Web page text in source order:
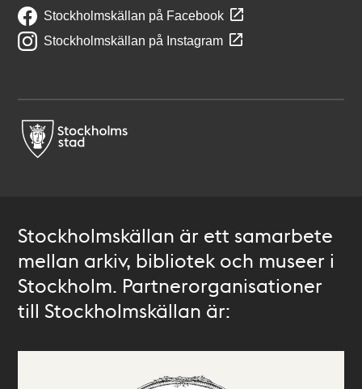
Stockholmskällan på Facebook
Stockholmskällan på Instagram
Stockholmskällan är ett samarbete
mellan arkiv, bibliotek och museer i
Stockholm. Partnerorganisationer
till Stockholmskällan är: